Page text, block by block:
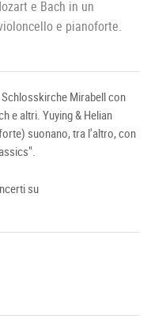
e Bach in un
e pianoforte.
Mirabell con
e altri. Yuying & Helian
suonano, tra l'altro, con
su